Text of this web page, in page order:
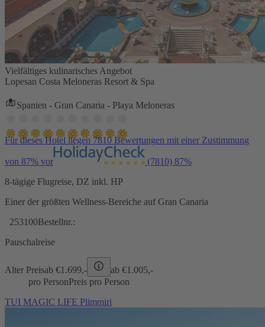
Vielfältiges kulinarisches Angebot
Lopesan Costa Meloneras Resort & Spa
Spanien - Gran Canaria - Playa Meloneras
Für dieses Hotel liegen 7810 Bewertungen mit einer Zustimmung
von 87% vor (7810) 87%
8-tägige Flugreise, DZ inkl. HP
Einer der größten Wellness-Bereiche auf Gran Canaria
253100Bestellnr.:
Pauschalreise
Alter Preisab €1.699,- ab €1.005,-
pro PersonPreis pro Person
TUI MAGIC LIFE Plimmiri